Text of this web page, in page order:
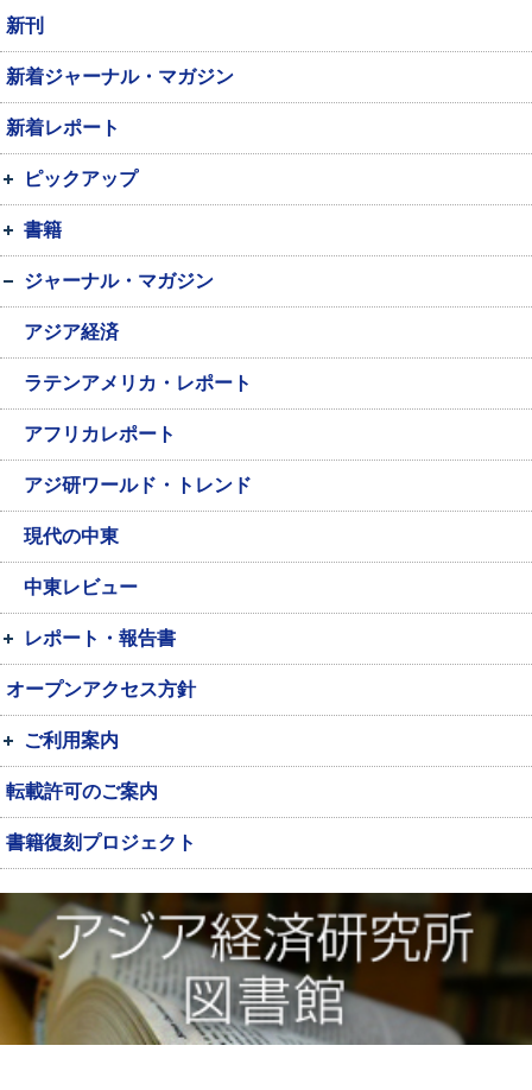
新刊
新着ジャーナル・マガジン
新着レポート
ピックアップ
書籍
ジャーナル・マガジン
アジア経済
ラテンアメリカ・レポート
アフリカレポート
アジ研ワールド・トレンド
現代の中東
中東レビュー
レポート・報告書
オープンアクセス方針
ご利用案内
転載許可のご案内
書籍復刻プロジェクト